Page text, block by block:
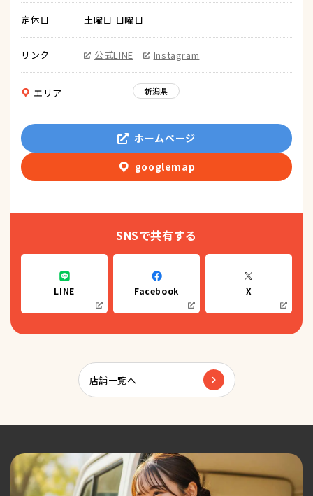
定休日 土曜日 日曜日
リンク 公式LINE Instagram
エリア 新潟県
ホームページ
googlemap
SNSで共有する
LINE Facebook X
店舗一覧へ